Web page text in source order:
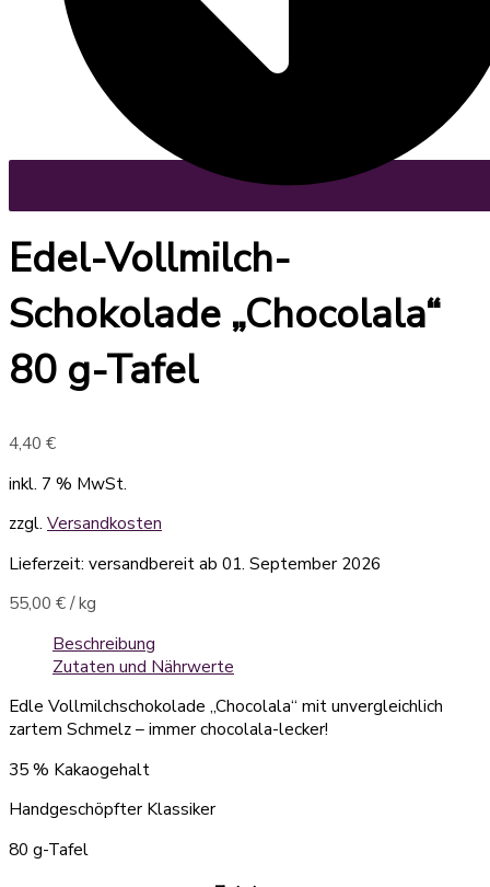
Edel-Vollmilch-
Schokolade „Chocolala“
80 g-Tafel
4,40 €
inkl. 7 % MwSt.
zzgl. Versandkosten
Lieferzeit: versandbereit ab 01. September 2026
55,00 €/kg
Beschreibung
Zutaten und Nährwerte
Edle Vollmilchschokolade „Chocolala“ mit unvergleichlich
zartem Schmelz – immer chocolala-lecker!
35 % Kakaogehalt
Handgeschöpfter Klassiker
80 g-Tafel